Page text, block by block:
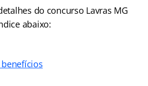
do concurso Lavras MG
abaixo: